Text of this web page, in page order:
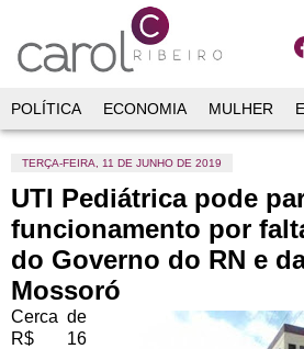
POLÍTICA ECONOMIA MULHER
TERÇA-FEIRA, 11 DE JUNHO DE 2019
UTI Pediátrica pode
funcionamento por
do Governo do RN e
Mossoró
Cerca de
R$ 16